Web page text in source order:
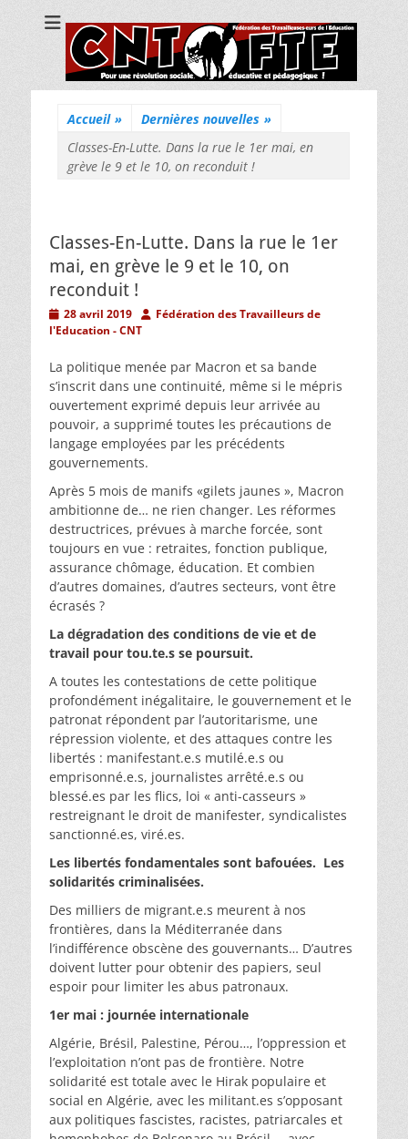
CNT Fédération
des
Travailleuses/eurs
de l'Education
Pour une révolution sociale, éducative et pédagogique !
Accueil » Dernières nouvelles »
Classes-En-Lutte. Dans la rue le 1er mai, en
grève le 9 et le 10, on reconduit !
Classes-En-Lutte. Dans la rue le 1er
mai, en grève le 9 et le 10, on
reconduit !
Posted
on
28 avril 2019 AuthorFédération des Travailleurs de
l'Education - CNT
La politique menée par Macron et sa bande
s’inscrit dans une continuité, même si le mépris
ouvertement exprimé depuis leur arrivée au
pouvoir, a supprimé toutes les précautions de
langage employées par les précédents
gouvernements.
Après 5 mois de manifs «gilets jaunes », Macron
ambitionne de… ne rien changer. Les réformes
destructrices, prévues à marche forcée, sont
toujours en vue : retraites, fonction publique,
assurance chômage, éducation. Et combien
d’autres domaines, d’autres secteurs, vont être
écrasés ?
La dégradation des conditions de vie et de
travail pour tou.te.s se poursuit.
A toutes les contestations de cette politique
profondément inégalitaire, le gouvernement et le
patronat répondent par l’autoritarisme, une
répression violente, et des attaques contre les
libertés : manifestant.e.s mutilé.e.s ou
emprisonné.e.s, journalistes arrêté.e.s ou
blessé.es par les flics, loi « anti-casseurs »
restreignant le droit de manifester, syndicalistes
sanctionné.es, viré.es.
Les libertés fondamentales sont bafouées. Les
solidarités criminalisées.
Des milliers de migrant.e.s meurent à nos
frontières, dans la Méditerranée dans
l’indifférence obscène des gouvernants… D’autres
doivent lutter pour obtenir des papiers, seul
espoir pour limiter les abus patronaux.
1er mai : journée internationale
Algérie, Brésil, Palestine, Pérou…, l’oppression et
l’exploitation n’ont pas de frontière. Notre
solidarité est totale avec le Hirak populaire et
social en Algérie, avec les militant.es s’opposant
aux politiques fascistes, racistes, patriarcales et